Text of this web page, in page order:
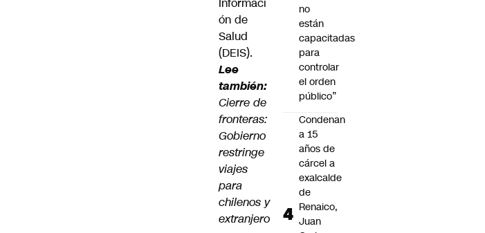
ón de
Salud
(DEIS).
Lee
también:
Cierre de
fronteras:
Gobierno
restringe
viajes
para
chilenos y
extranjero
no
están
capacitadas
para
controlar
el orden
público”
Condenan
a 15
años de
cárcel a
exalcalde
de
Renaico,
Juan